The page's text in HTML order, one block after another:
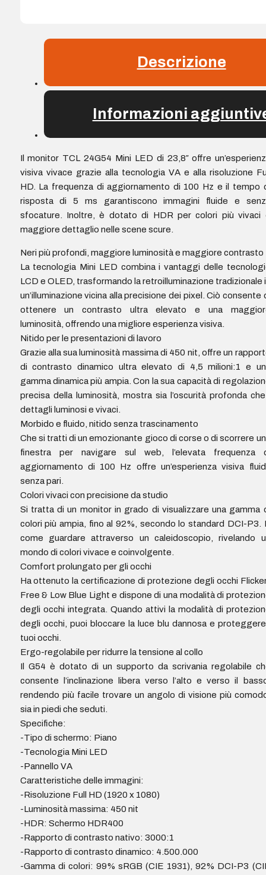
Descrizione
Informazioni
Il monitor TCL 24G54 Mini LED di 23,8″ offre
visiva vivace grazie alla tecnologia VA e alla risoluzione
HD. La frequenza di aggiornamento di 100 Hz e il tempo
risposta di 5 ms garantiscono immagini fluide e
sfocature. Inoltre, è dotato di HDR per colori più vivaci
maggiore dettaglio nelle scene scure.
Neri più profondi, maggiore luminosità e maggiore contrasto
La tecnologia Mini LED combina i vantaggi delle
LCD e OLED, trasformando la retroilluminazione tradizionale
un’illuminazione vicina alla precisione dei pixel. Ciò consente
ottenere un contrasto ultra elevato e una
luminosità, offrendo una migliore esperienza visiva.
Nitido per le presentazioni di lavoro
Grazie alla sua luminosità massima di 450 nit, offre un
di contrasto dinamico ultra elevato di 4,5 milioni:1 e
gamma dinamica più ampia. Con la sua capacità di
precisa della luminosità, mostra sia l’oscurità profonda
dettagli luminosi e vivaci.
Morbido e fluido, nitido senza trascinamento
Che si tratti di un emozionante gioco di corse o di scorrere
finestra per navigare sul web, l’elevata frequenza
aggiornamento di 100 Hz offre un’esperienza visiva
senza pari.
Colori vivaci con precisione da studio
Si tratta di un monitor in grado di visualizzare una gamma
colori più ampia, fino al 92%, secondo lo standard DCI-P3.
come guardare attraverso un caleidoscopio, rivelando
mondo di colori vivace e coinvolgente.
Comfort prolungato per gli occhi
Ha ottenuto la certificazione di protezione degli occhi
Free & Low Blue Light e dispone di una modalità di
degli occhi integrata. Quando attivi la modalità di
degli occhi, puoi bloccare la luce blu dannosa e
tuoi occhi.
Ergo-regolabile per ridurre la tensione al collo
Il G54 è dotato di un supporto da scrivania regolabile
consente l’inclinazione libera verso l’alto e verso il
rendendo più facile trovare un angolo di visione più
sia in piedi che seduti.
Specifiche:
-Tipo di schermo: Piano
-Tecnologia Mini LED
-Pannello VA
Caratteristiche delle immagini:
-Risoluzione Full HD (1920 x 1080)
-Luminosità massima: 450 nit
-HDR: Schermo HDR400
-Rapporto di contrasto nativo: 3000:1
-Rapporto di contrasto dinamico: 4.500.000
-Gamma di colori: 99% sRGB (CIE 1931), 92% DCI-P3